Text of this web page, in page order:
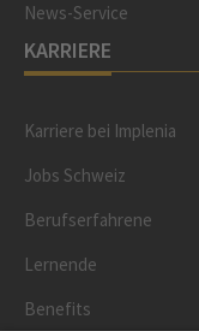
News-Service
KARRIERE
Karriere bei Implenia
Jobs Schweiz
Berufserfahrene
Lernende
Benefits